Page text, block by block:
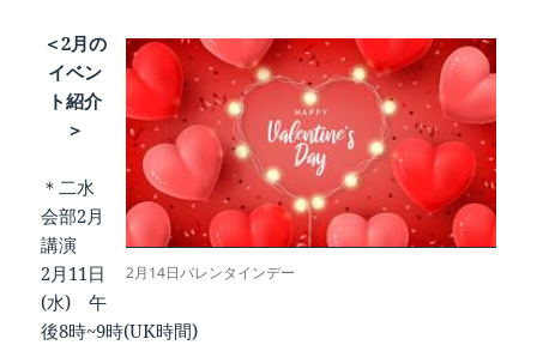
2月14日バレンタインデー
＜2月の
イベン
ト紹介
＞
＊二水
会部2月
講演
2月11日
(水) 午
後8時~9時(UK時間)